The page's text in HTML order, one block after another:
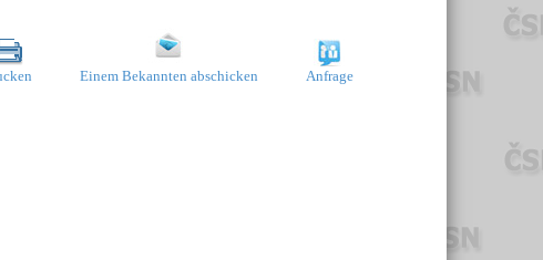
Einem Bekannten abschicken Anfrage